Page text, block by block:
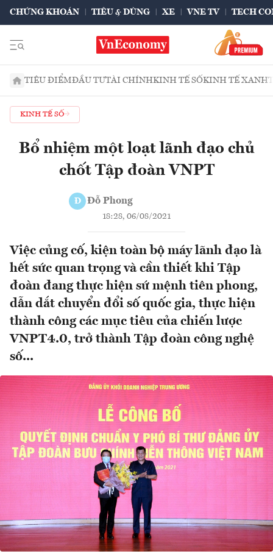
CHỨNG KHOÁN TIÊU & DÙNG XE VNE TV TECH
TIÊU ĐIỂMĐẦU TƯTÀI CHÍNHKINH TẾ SỐKINH TẾ XANH
KINH TẾ SỐ
Bổ nhiệm một loạt lãnh đạo chủ
chốt Tập đoàn VNPT
Đ Đỗ Phong
18:28, 06/08/2021
Việc củng cố, kiện toàn bộ máy lãnh đạo là
hết sức quan trọng và cần thiết khi Tập
đoàn đang thực hiện sứ mệnh tiên phong,
dẫn dắt chuyển đổi số quốc gia, thực hiện
thành công các mục tiêu của chiến lược
VNPT4.0, trở thành Tập đoàn công nghệ
số...